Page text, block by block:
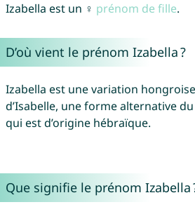
Izabella est un ♀ prénom de fille.
D’où vient le prénom Izabella ?
Izabella est une variation
d’Isabelle, une forme alternative
qui est d’origine hébraïque.
Que signifie le prénom Izabella